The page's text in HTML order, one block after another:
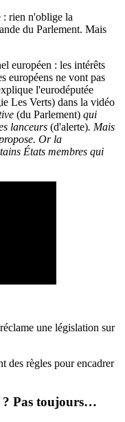
: rien n'oblige la
du Parlement. Mais
européen : les intérêts
européens ne vont pas
l'eurodéputée
Les Verts) dans la vidéo
(du Parlement) qui
lanceurs (d'alerte). Mais
Or la
États membres qui
une législation sur
des règles pour encadrer
? Pas toujours…